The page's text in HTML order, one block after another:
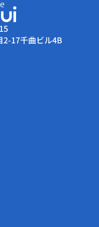
2-17千曲ビル4B